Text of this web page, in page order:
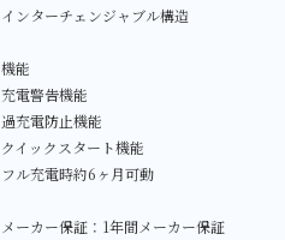
インターチェンジャブル構造
機能
充電警告機能
過充電防止機能
クイックスタート機能
フル充電時約6ヶ月可動
メーカー保証：1年間メーカー保証